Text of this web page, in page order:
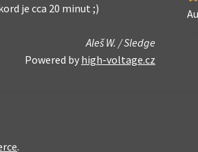
je cca 20 minut ;)
Aleš W. / Sledge
Powered by high-voltage.cz
.